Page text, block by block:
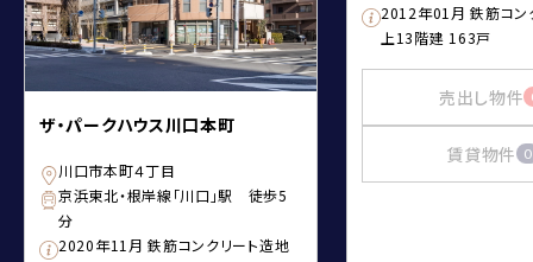
ザ・パークハウス川口本町
川口市本町４丁目
京浜東北・根岸線「川口」駅 徒歩5
分
2020年11月 鉄筋コンクリート造地
2012年01月 鉄筋コン
上13階建 163戸
売出し物件
賃貸物件 0